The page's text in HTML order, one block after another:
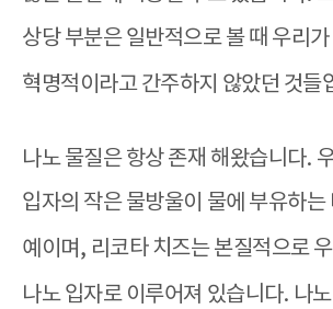
상당 부분은 일반적으로 볼 때 우리가
혁명적이라고 간주하지 않았던 것들
나노 물질은 항상 존재 해왔습니다.
입자의 작은 물방울이 물에 부유하
예이며, 리코타 치즈는 본질적으로
나노 입자로 이루어져 있습니다. 나